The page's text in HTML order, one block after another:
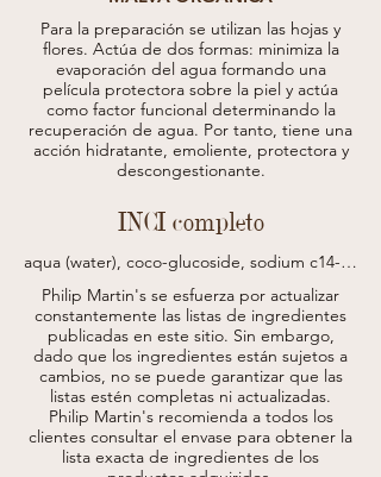
Para la preparación se utilizan las hojas y
flores. Actúa de dos formas: minimiza la
evaporación del agua formando una
película protectora sobre la piel y actúa
como factor funcional determinando la
recuperación de agua. Por tanto, tiene una
acción hidratante, emoliente, protectora y
descongestionante.
INCI completo
aqua (water), coco-glucoside, sodium c14-16
chamomilla recutita (matricaria) flower
extract*, hamamelis virginiana (witch hazel)
leaf extract*, helichrysum italicum extract*,
salicylic acid, glyceryl oleate, glycerin,
sodium chloride, disodium lauryl
sulfosuccinate, sodium dehydroacetate,
phenoxyethanol, tocopherol, hydrogenated
palm glycerides citrate, ethylhexylglycerin,
linalyl acetate, linalool, tetramethyl
acetyloctahydronaphthalenes, pogostemon
Philip Martin's se esfuerza por actualizar
constantemente las listas de ingredientes
publicadas en este sitio. Sin embargo,
dado que los ingredientes están sujetos a
cambios, no se puede garantizar que las
listas estén completas ni actualizadas.
Philip Martin's recomienda a todos los
clientes consultar el envase para obtener la
lista exacta de ingredientes de los